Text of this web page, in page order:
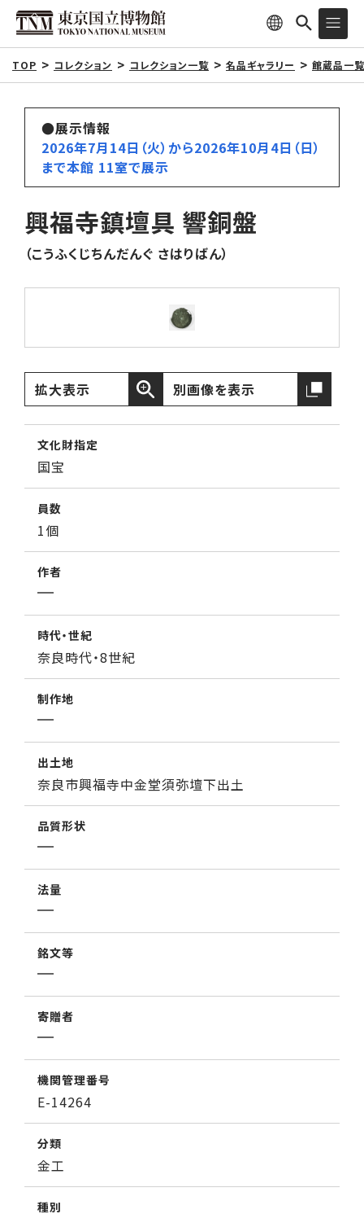
TOP コレクション コレクション一覧 名品ギャラリー 館蔵品一覧
●展示情報
2026年7月14日（火）から2026年10月4日（日）
まで本館 11室で展示
興福寺鎮壇具 響銅盤
（こうふくじちんだんぐ さはりばん）
拡大表示 別画像を表示
文化財指定
国宝
員数
1個
作者
時代・世紀
奈良時代・8世紀
制作地
出土地
奈良市興福寺中金堂須弥壇下出土
品質形状
法量
銘文等
寄贈者
機関管理番号
E-14264
分類
金工
種別